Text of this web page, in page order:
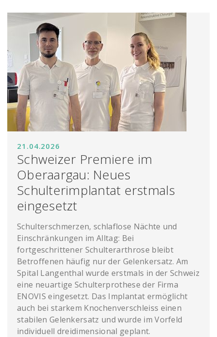
21.04.2026
Schweizer Premiere im
Oberaargau: Neues
Schulterimplantat erstmals
eingesetzt
Schulterschmerzen, schlaflose Nächte und
Einschränkungen im Alltag: Bei
fortgeschrittener Schulterarthrose bleibt
Betroffenen häufig nur der Gelenkersatz. Am
Spital Langenthal wurde erstmals in der Schweiz
eine neuartige Schulterprothese der Firma
ENOVIS eingesetzt. Das Implantat ermöglicht
auch bei starkem Knochenverschleiss einen
stabilen Gelenkersatz und wurde im Vorfeld
individuell dreidimensional geplant.